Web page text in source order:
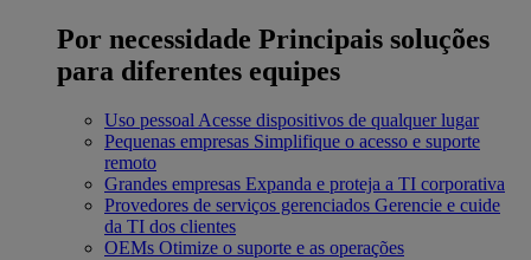
Por necessidade Principais soluções
para diferentes equipes
Uso pessoalAcesse dispositivos de qualquer lugar
Pequenas empresas Simplifique o acesso e suporte
remoto
Grandes empresas Expanda e proteja a TI corporativa
Provedores de serviços gerenciados Gerencie e cuide
da TI dos clientes
OEMs Otimize o suporte e as operações